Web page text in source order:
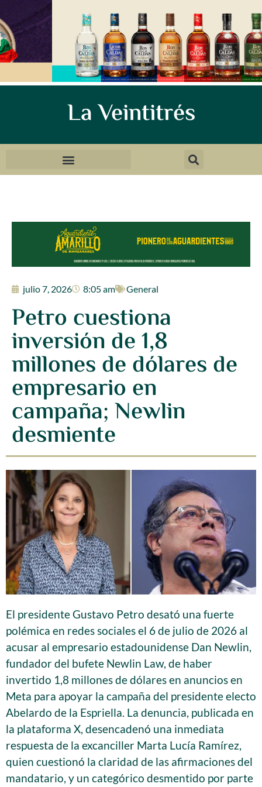
La Veintitrés
julio 7, 2026 8:05 am General
Petro cuestiona
inversión de 1,8
millones de dólares de
empresario en
campaña; Newlin
desmiente
El presidente Gustavo Petro desató una fuerte
polémica en redes sociales el 6 de julio de 2026 al
acusar al empresario estadounidense Dan Newlin,
fundador del bufete Newlin Law, de haber
invertido 1,8 millones de dólares en anuncios en
Meta para apoyar la campaña del presidente electo
Abelardo de la Espriella. La denuncia, publicada en
la plataforma X, desencadenó una inmediata
respuesta de la excanciller Marta Lucía Ramírez,
quien cuestionó la claridad de las afirmaciones del
mandatario, y un categórico desmentido por parte